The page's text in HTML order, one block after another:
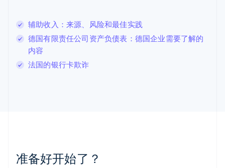
辅助收入：来源、风险和最佳实践
德国有限责任公司资产负债表：德国企业需要了解的
内容
法国的银行卡欺诈
准备好开始了？
列支敦士登
DeutschEnglish
卢森堡
Français
罗马尼亚
墨西哥
EspañolEnglish